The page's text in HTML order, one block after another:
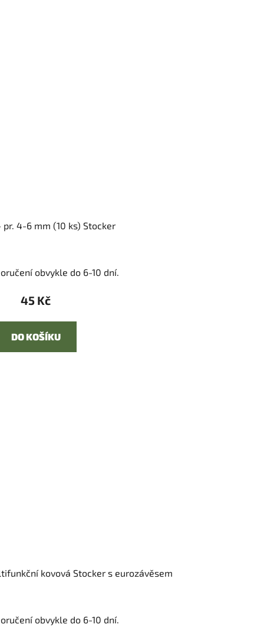
pr. 4-6 mm (10 ks) Stocker
obvykle do 6-10 dní.
45 Kč
DO KOŠÍKU
kovová Stocker s eurozávěsem
obvykle do 6-10 dní.